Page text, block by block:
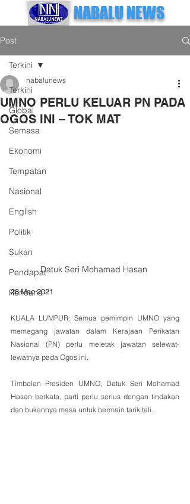
NABALU NEWS
Post
Terkini
Global
Semasa
Ekonomi
Tempatan
Nasional
English
Politik
Sukan
Pendapat
Rencana
Terkini
UMNO PERLU KELUAR PN PADA
OGOS INI – TOK MAT
nabalunews
Datuk Seri Mohamad Hasan
28 Mac 2021
KUALA LUMPUR: Semua pemimpin UMNO yang
memegang jawatan dalam Kerajaan Perikatan
Nasional (PN) perlu meletak jawatan selewat-
lewatnya pada Ogos ini.
Timbalan Presiden UMNO, Datuk Seri Mohamad
Hasan berkata, parti perlu serius dengan tindakan
dan bukannya masa untuk bermain tarik tali.